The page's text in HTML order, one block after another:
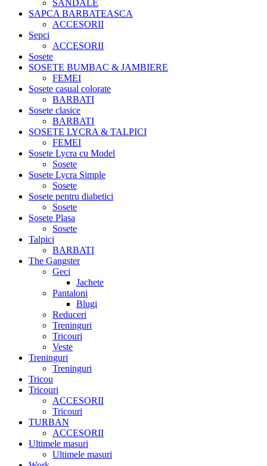
SANDALE
SAPCA BARBATEASCA
ACCESORII
Sepci
ACCESORII
Sosete
SOSETE BUMBAC & JAMBIERE
FEMEI
Sosete casual colorate
BARBATI
Sosete clasice
BARBATI
SOSETE LYCRA & TALPICI
FEMEI
Sosete Lycra cu Model
Sosete
Sosete Lycra Simple
Sosete
Sosete pentru diabetici
Sosete
Sosete Plasa
Sosete
Talpici
BARBATI
The Gangster
Geci
Jachete
Pantaloni
Blugi
Reduceri
Treninguri
Tricouri
Veste
Treninguri
Treninguri
Tricou
Tricouri
ACCESORII
Tricouri
TURBAN
ACCESORII
Ultimele masuri
Ultimele masuri